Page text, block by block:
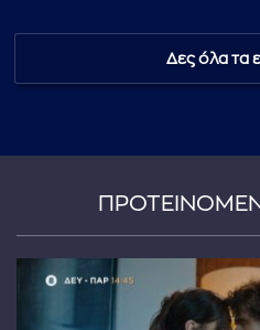
...πληκτρολογήστε
Δες όλα τα